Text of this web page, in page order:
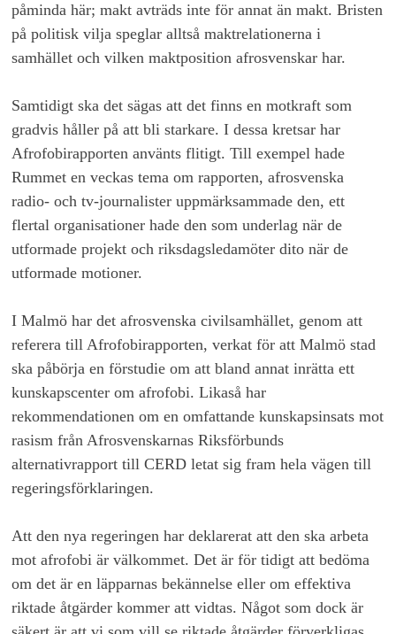
påminda här; makt avträds inte för annat än makt. Bristen
på politisk vilja speglar alltså maktrelationerna i
samhället och vilken maktposition afrosvenskar har.
Samtidigt ska det sägas att det finns en motkraft som
gradvis håller på att bli starkare. I dessa kretsar har
Afrofobirapporten använts flitigt. Till exempel hade
Rummet en veckas tema om rapporten, afrosvenska
radio- och tv-journalister uppmärksammade den, ett
flertal organisationer hade den som underlag när de
utformade projekt och riksdagsledamöter dito när de
utformade motioner.
I Malmö har det afrosvenska civilsamhället, genom att
referera till Afrofobirapporten, verkat för att Malmö stad
ska påbörja en förstudie om att bland annat inrätta ett
kunskapscenter om afrofobi. Likaså har
rekommendationen om en omfattande kunskapsinsats mot
rasism från Afrosvenskarnas Riksförbunds
alternativrapport till CERD letat sig fram hela vägen till
regeringsförklaringen.
Att den nya regeringen har deklarerat att den ska arbeta
mot afrofobi är välkommet. Det är för tidigt att bedöma
om det är en läpparnas bekännelse eller om effektiva
riktade åtgärder kommer att vidtas. Något som dock är